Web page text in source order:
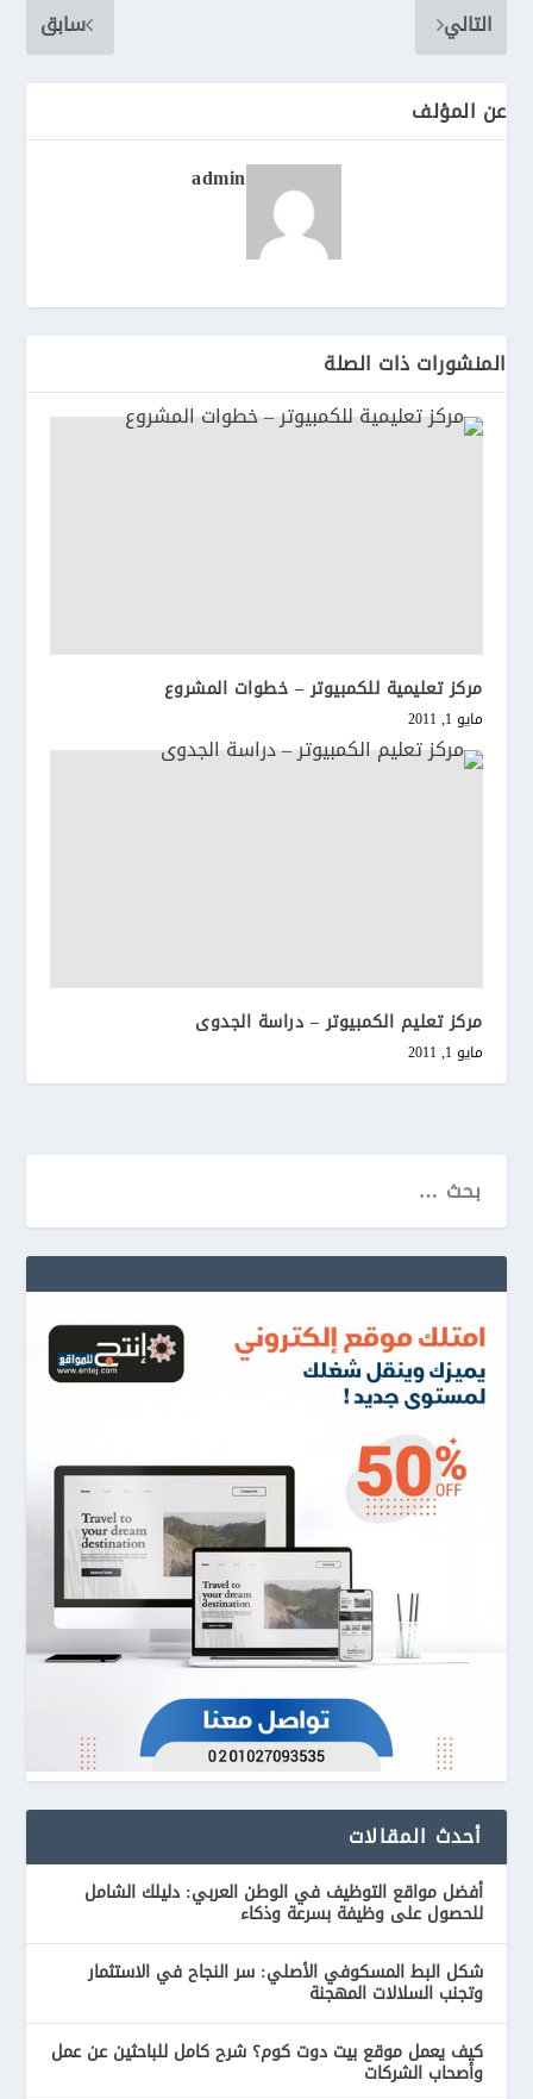
سابق التالي
عن المؤلف
admin
المنشورات ذات الصلة
مركز تعليمية للكمبيوتر – خطوات المشروع
مايو 1, 2011
مركز تعليم الكمبيوتر – دراسة الجدوى
مايو 1, 2011
أحدث المقالات
أفضل مواقع التوظيف في الوطن العربي: دليلك الشامل
للحصول على وظيفة بسرعة وذكاء
شكل البط المسكوفي الأصلي: سر النجاح في الاستثمار
وتجنب السلالات المهجنة
كيف يعمل موقع بيت دوت كوم؟ شرح كامل للباحثين عن عمل
وأصحاب الشركات